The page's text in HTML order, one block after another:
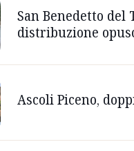
San Benedetto
distribuzione
Ascoli Piceno,